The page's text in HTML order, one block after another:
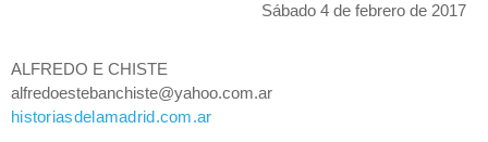
Sábado 4 de febrero de 2017
ALFREDO E CHISTE
alfredoestebanchiste@yahoo.com.ar
historiasdelamadrid.com.ar